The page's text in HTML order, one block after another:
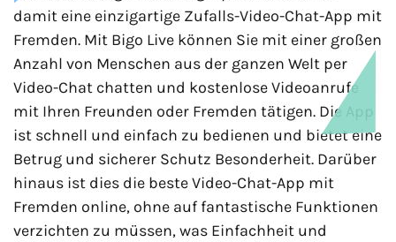
damit eine einzigartige Zufalls-Video-Chat-App mit
Fremden. Mit Bigo Live können Sie mit einer großen
Anzahl von Menschen aus der ganzen Welt per
Video-Chat chatten und kostenlose Videoanrufe
mit Ihren Freunden oder Fremden tätigen. Die App
ist schnell und einfach zu bedienen und bietet eine
Betrug und sicherer Schutz Besonderheit. Darüber
hinaus ist dies die beste Video-Chat-App mit
Fremden online, ohne auf fantastische Funktionen
verzichten zu müssen, was Einfachheit und